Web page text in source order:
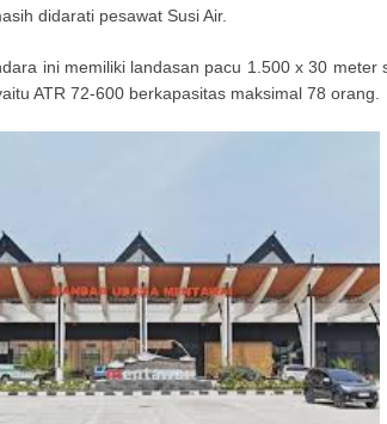
didarati pesawat Susi Air.
ini memiliki landasan pacu 1.500 x 30 meter
ATR 72-600 berkapasitas maksimal 78 orang.